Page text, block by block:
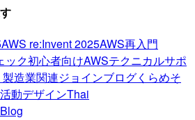
AWS re:Invent 2025AWS再入門
ック初心者向けAWSテクニカルサポ
製造業関連ジョインブログくらめそ
動デザインThai